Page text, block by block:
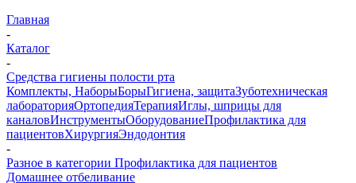
Главная
-
Каталог
-
Средства гигиены полости рта
Комплекты, НаборыБорыГигиена, защитаЗуботехническая
лабораторияОртопедияТерапияИглы, шприцы для
каналовИнструментыОборудованиеПрофилактика для
пациентовХирургияЭндодонтия
-
Разное в категории Профилактика для пациентов
Домашнее отбеливание